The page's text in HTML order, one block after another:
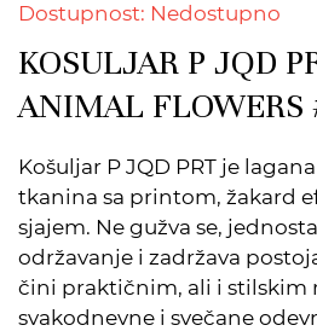
Dostupnost: Nedostupno
KOSULJAR P JQD
ANIMAL FLOWERS
Košuljar P JQD PRT je
tkanina sa printom, žakard
sjajem. Ne gužva se,
održavanje i zadržava
čini praktičnim, ali i stilskim
svakodnevne i svečane